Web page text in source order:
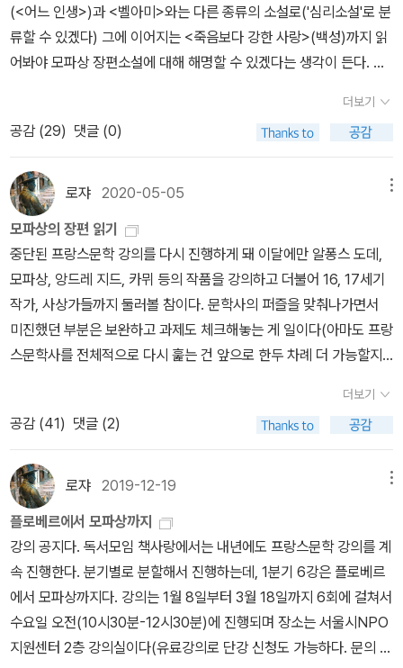
왠지 정이 가서, 책을 읽어가면서 그의 악행이 드러나지 않고 성공하
길 바라게 되었다. 그런데 이 책을 단순히 막장으로만 볼 수는 없다.
모파상은 이 작품을 통해 당시 프랑스 상류층의 투기, 권력남용과 같
을 그대로 보여줌으로써 사회에 대한 비판의식을 제기한 것이었다.
특히 유력인사들이 부정한 방법을 통해 부를 축적하는 식민지 정책과
언론과 정치인의 유착이 실감나게 그려져 있다. 그래서 다 읽고 난 후
재미는 있으나 서늘한 느낌이 들었다. 당시 프랑스 사회나 현재나 크
게 다를바 없다고 느꼈기 때문이다. 어느 사회나 있을법한 문제라고
하기에는 모파상은 글을 너무 잘 썼다. 그것도 아주 재미있게. [당신
을 둘러싼 모든 것으로부터 시험 삼아 빠져나와 보시오. 살아 있으면
서 당신의 육체나 이익이나 사상이나 온갖 인간성에서 벗어난다는,
저 초인간적인 노력을 하고 거기서 밖을 바보시오. 그러면 낭만주의
와 자연주의와의 다툼이라든가, 예산 논의 같은 것이 얼마나 무가치
한지 알게 될 거요] P.187지금까지 읽은 모파상의 작품을 살펴보니
다섯편을 읽었다. 원래 나의 모파상 최애 작품은 단편집 <어떤 정염>
이었는데, 이번에 이 작품을 읽고 나서 최애 작품은 <벨아미>로 바꼈
작품이다.
(<어느 인생>)과 <벨아미>와는 다른 종류의 소설로('심리소설'로 분
류할 수 있겠다) 그에 이어지는 <죽음보다 강한 사랑>(백성)까지 읽
어봐야 모파상 장편소설에 대해 해명할 수 있겠다는 생각이 든다. 모
자가 기억하는 모파상은 단편 ‘목걸이'와 첫 장편 <여자의 일생>의
작가다. 그와 함께 두 번째 장편 <벨아미>도 수년 전에 여러 종의 번
역으로 출간돼 모파상이란 이름을 다시 기억하게 했다. 단편작가로서
세계적인 명망을 얻었지만 모파상은 여섯 편의 장편도 남긴 작가다.
<여자의 일생>이나 <벨아미>만큼 널리 알려지진 않았지만 <삐에르
와 장>(1888)도 그중 하나로 빼어난 문체와 형식미를 자랑하는 수
작으로 꼽힌다.먼저 눈에 띄는 것은 작품의 분량인데, 단편보다는 물
론 길지만 당시 통상적인 장편소설보다는 짧은 편이어서 모파상 자신
이 서문 격으로 실린 ‘소설’이란 에세이에서 ‘짤막한 소설’이라고 불렀
다. 우리말로는 모순적이지만 ‘짧은 장편소설’에 해당한다. 모파상이
작품과는 별개로 소설에 대한 성찰을 제시하고 있는 것이 에세이 ‘소
설’인데, 사실 <삐에르와 장> 역시 모파상 소설의 특징에 대한, 더 나
단한 편이다. 파리에서 보석상을 하던 아버지 롤랑은 연금생활이 가
능하게 되자 곧바로 가게를 접고 아내와 함께 노르망디의 르아브르에
정착한다. 항해와 낚시에 대한 넘치는 애정 때문이었다. 다섯살 터울
의 두 아들 피에르와 장은 그 사이에 학업을 마치고 각각 의사와 변호
사로서 사회 진출을 앞두고 있다. 이들 가족이 로제미유라는 젊은 미
망인과 교제를 갖게 되는데, 미혼의 피에르와 장은 둘다 그녀에게 관
심을 쏟는다. 통상 그렇듯이 형제는 우애와 함께 경쟁심도 품고 있다.
그러던 어느 날 롤랑 부부가 파리에서 친구로 지냈던 마레샬 씨가 사
더보기
공감 (29) 댓글 (0)
로쟈 2020-05-05
모파상의 장편 읽기
중단된 프랑스문학 강의를 다시 진행하게 돼 이달에만 알퐁스 도데,
모파상, 앙드레 지드, 카뮈 등의 작품을 강의하고 더불어 16, 17세기
작가, 사상가들까지 둘러볼 참이다. 문학사의 퍼즐을 맞춰나가면서
미진했던 부분은 보완하고 과제도 체크해놓는 게 일이다(아마도 프랑
스문학사를 전체적으로 다시 훑는 건 앞으로 한두 차례 더 가능할지
레 지드의 책과 관련서들을 읽다가 모파상(1850-1893)의 소설론을
참고하려 <삐에르와 장>(1888)을 펼쳤는데(서문으로 그의 소설론
‘소설‘이 실려 있다), 책갈피의 작가 프로필을 보고 눈을 비볐다. 생몰
연대가 1850-1889로 돼 있는 게 아닌가. 1889년은 모파상이 마지
막 소설을 발표한 해이고 그와 함께 작가로서의 수명도 끝났다고 할
수 있지만 그렇다고 사망연도를 4년이나 당기다니! 고의인지 무심한
실수인지 아무튼 교정되어야 한다. 가령 1889년 토리노의 광장에서
쓰러진 뒤 지적인 활동이 중단된 니체(1844-1900)의 생몰연도를 1
844-1889로 적을 수는 없겠기에. 단편집을 제외하고 모파상의 장
편 가운데 가장 많이 읽히는 건 <여자의 일생>이고, 그 다음이 <벨아
미>다. 세번째에 놓이는 것이 <삐에르와 장>. 마지막 장편 <죽음처
더보기
공감 (41) 댓글 (2)
로쟈 2019-12-19
플로베르에서 모파상까지
강의 공지다. 독서모임 책사랑에서는 내년에도 프랑스문학 강의를 계
속 진행한다. 분기별로 분할해서 진행하는데, 1분기 6강은 플로베르
에서 모파상까지다. 강의는 1월 8일부터 3월 18일까지 6회에 걸쳐서
수요일 오전(10시30분-12시30분)에 진행되며 장소는 서울시NPO
지원센터 2층 강의실이다(유료강의로 단강 신청도 가능하다. 문의 및